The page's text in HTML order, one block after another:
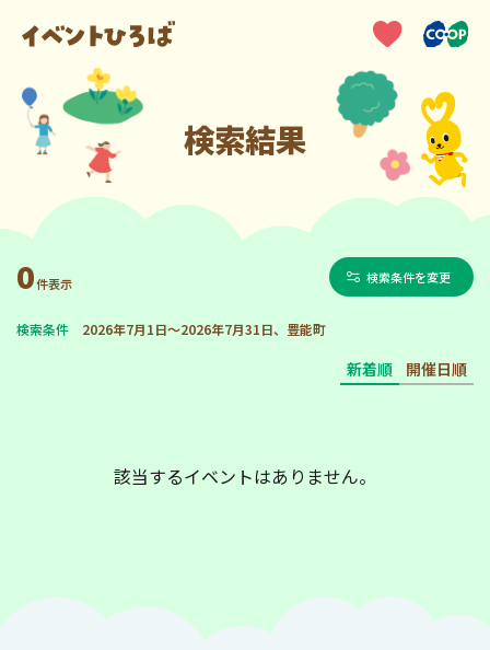
検索結果
0件表示 検索条件を変更
検索条件 2026年7月1日～2026年7月31日、豊能町
新着順 開催日順
該当するイベントはありません。